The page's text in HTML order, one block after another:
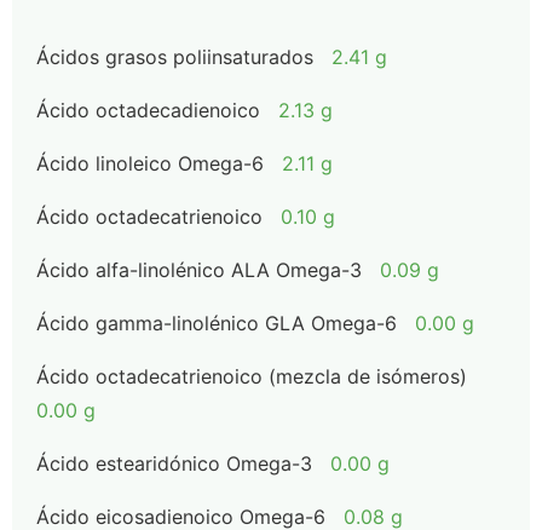
Ácidos grasos poliinsaturados 2.41 g
Ácido octadecadienoico 2.13 g
Ácido linoleico Omega-6 2.11 g
Ácido octadecatrienoico 0.10 g
Ácido alfa-linolénico ALA Omega-3 0.09 g
Ácido gamma-linolénico GLA Omega-6 0.00 g
Ácido octadecatrienoico (mezcla de isómeros)
0.00 g
Ácido estearidónico Omega-3 0.00 g
Ácido eicosadienoico Omega-6 0.08 g